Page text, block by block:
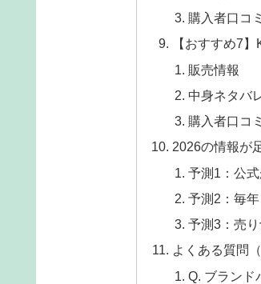
購入者口コミ
【おすすめ7
販売情報
中身ネタバ
購入者口コミ
2026の情報が
予測1：公
予測2：毎
予測3：売
よくある質問（
Q. ブランド